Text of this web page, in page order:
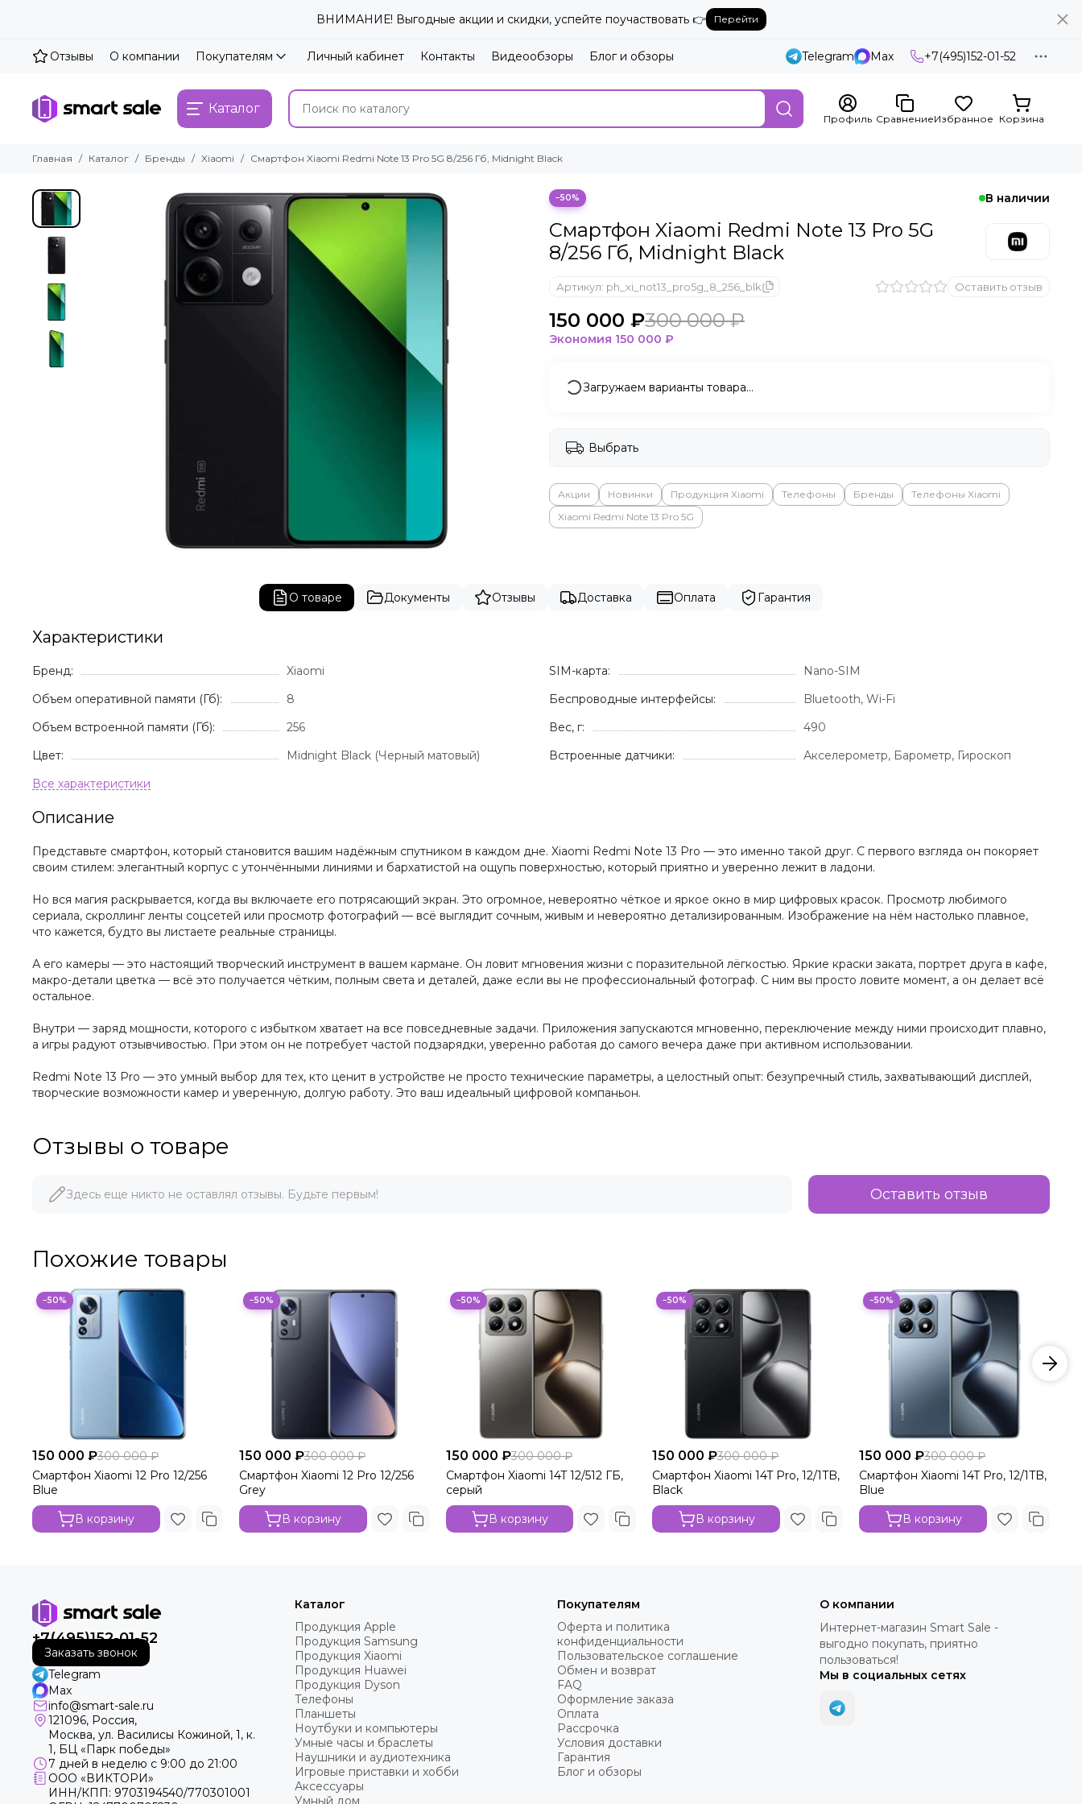
ВНИМАНИЕ! Выгодные акции и скидки, успейте поучаствовать 👉 Перейти
Отзывы О компании Покупателям Личный кабинет Контакты Видеообзоры Блог и обзоры Telegram Max +7(495)152-01-52
Каталог
Профиль СравнениеИзбранное Корзина
Главная Каталог Бренды Xiaomi Смартфон Xiaomi Rеdmi Note 13 Pro 5G 8/256 Гб, Midnight Black
−50% В наличии
Смартфон Xiaomi Rеdmi Note 13 Pro 5G
8/256 Гб, Midnight Black
Артикул: ph_xi_not13_pro5g_8_256_blk Оставить отзыв
150 000 ₽300 000 ₽
Экономия 150 000 ₽
Загружаем варианты товара…
Выбрать
Акции Новинки Продукция Xiaomi Телефоны Бренды
Телефоны Xiaomi
Xiaomi Redmi Note 13 Pro 5G
О товаре Документы Отзывы Доставка Оплата Гарантия
Характеристики
Бренд:
Xiaomi
Объем оперативной памяти (Гб):
8
Объем встроенной памяти (Гб):
256
Цвет:
Midnight Black (Черный матовый)
SIM-карта:
Nano-SIM
Беспроводные интерфейсы:
Bluetooth, Wi-Fi
Вес, г:
490
Встроенные датчики:
Акселерометр, Барометр, Гироскоп
Описание
Представьте смартфон, который становится вашим надёжным спутником в каждом дне. Xiaomi Redmi Note 13 Pro — это именно такой друг. С первого взгляда он покоряет
своим стилем: элегантный корпус с утончёнными линиями и бархатистой на ощупь поверхностью, который приятно и уверенно лежит в ладони.
Но вся магия раскрывается, когда вы включаете его потрясающий экран. Это огромное, невероятно чёткое и яркое окно в мир цифровых красок. Просмотр любимого
сериала, скроллинг ленты соцсетей или просмотр фотографий — всё выглядит сочным, живым и невероятно детализированным. Изображение на нём настолько плавное,
что кажется, будто вы листаете реальные страницы.
А его камеры — это настоящий творческий инструмент в вашем кармане. Он ловит мгновения жизни с поразительной лёгкостью. Яркие краски заката, портрет друга в кафе,
макро-детали цветка — всё это получается чётким, полным света и деталей, даже если вы не профессиональный фотограф. С ним вы просто ловите момент, а он делает всё
остальное.
Внутри — заряд мощности, которого с избытком хватает на все повседневные задачи. Приложения запускаются мгновенно, переключение между ними происходит плавно,
а игры радуют отзывчивостью. При этом он не потребует частой подзарядки, уверенно работая до самого вечера даже при активном использовании.
Redmi Note 13 Pro — это умный выбор для тех, кто ценит в устройстве не просто технические параметры, а целостный опыт: безупречный стиль, захватывающий дисплей,
творческие возможности камер и уверенную, долгую работу. Это ваш идеальный цифровой компаньон.
Отзывы о товаре
Здесь еще никто не оставлял отзывы. Будьте первым! Оставить отзыв
Похожие товары
−50%
150 000 ₽300 000 ₽
Смартфон Xiaomi 12 Pro 12/256
Blue
В корзину
−50%
150 000 ₽300 000 ₽
Смартфон Xiaomi 12 Pro 12/256
Grey
В корзину
−50%
150 000 ₽300 000 ₽
Смартфон Xiaomi 14T 12/512 ГБ,
серый
В корзину
−50%
150 000 ₽300 000 ₽
Смартфон Xiaomi 14T Pro, 12/1TB,
Black
В корзину
−50%
150 000 ₽300 000 ₽
Смартфон Xiaomi 14T Pro, 12/1TB,
Blue
В корзину
+7(495)152-01-52
Заказать звонок
Telegram
Max
info@smart-sale.ru
121096, Россия,
Москва, ул. Василисы Кожиной, 1, к.
1, БЦ «Парк победы»
7 дней в неделю с 9:00 до 21:00
ООО «ВИКТОРИ»
ИНН/КПП: 9703194540/770301001
Каталог
Продукция Apple
Продукция Samsung
Продукция Xiaomi
Продукция Huawei
Продукция Dyson
Телефоны
Планшеты
Ноутбуки и компьютеры
Умные часы и браслеты
Наушники и аудиотехника
Игровые приставки и хобби
Аксессуары
Умный дом
Покупателям
Оферта и политика
конфиденциальности
Пользовательское соглашение
Обмен и возврат
FAQ
Оформление заказа
Оплата
Рассрочка
Условия доставки
Гарантия
Блог и обзоры
О компании
Интернет-магазин Smart Sale -
выгодно покупать, приятно
пользоваться!
Мы в социальных сетях